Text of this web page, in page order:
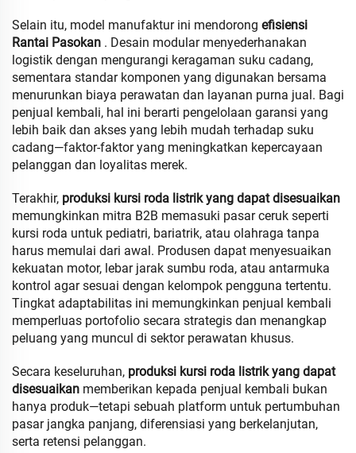
Selain itu, model manufaktur ini mendorong efisiensi
Rantai Pasokan . Desain modular menyederhanakan
logistik dengan mengurangi keragaman suku cadang,
sementara standar komponen yang digunakan bersama
menurunkan biaya perawatan dan layanan purna jual. Bagi
penjual kembali, hal ini berarti pengelolaan garansi yang
lebih baik dan akses yang lebih mudah terhadap suku
cadang—faktor-faktor yang meningkatkan kepercayaan
pelanggan dan loyalitas merek.
Terakhir, produksi kursi roda listrik yang dapat disesuaikan
memungkinkan mitra B2B memasuki pasar ceruk seperti
kursi roda untuk pediatri, bariatrik, atau olahraga tanpa
harus memulai dari awal. Produsen dapat menyesuaikan
kekuatan motor, lebar jarak sumbu roda, atau antarmuka
kontrol agar sesuai dengan kelompok pengguna tertentu.
Tingkat adaptabilitas ini memungkinkan penjual kembali
memperluas portofolio secara strategis dan menangkap
peluang yang muncul di sektor perawatan khusus.
Secara keseluruhan, produksi kursi roda listrik yang dapat
disesuaikan memberikan kepada penjual kembali bukan
hanya produk—tetapi sebuah platform untuk pertumbuhan
pasar jangka panjang, diferensiasi yang berkelanjutan,
serta retensi pelanggan.